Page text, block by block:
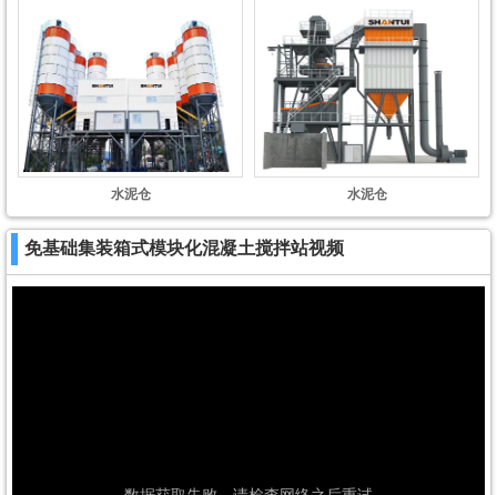
水泥仓 水泥仓
免基础集装箱式模块化混凝土搅拌站视频